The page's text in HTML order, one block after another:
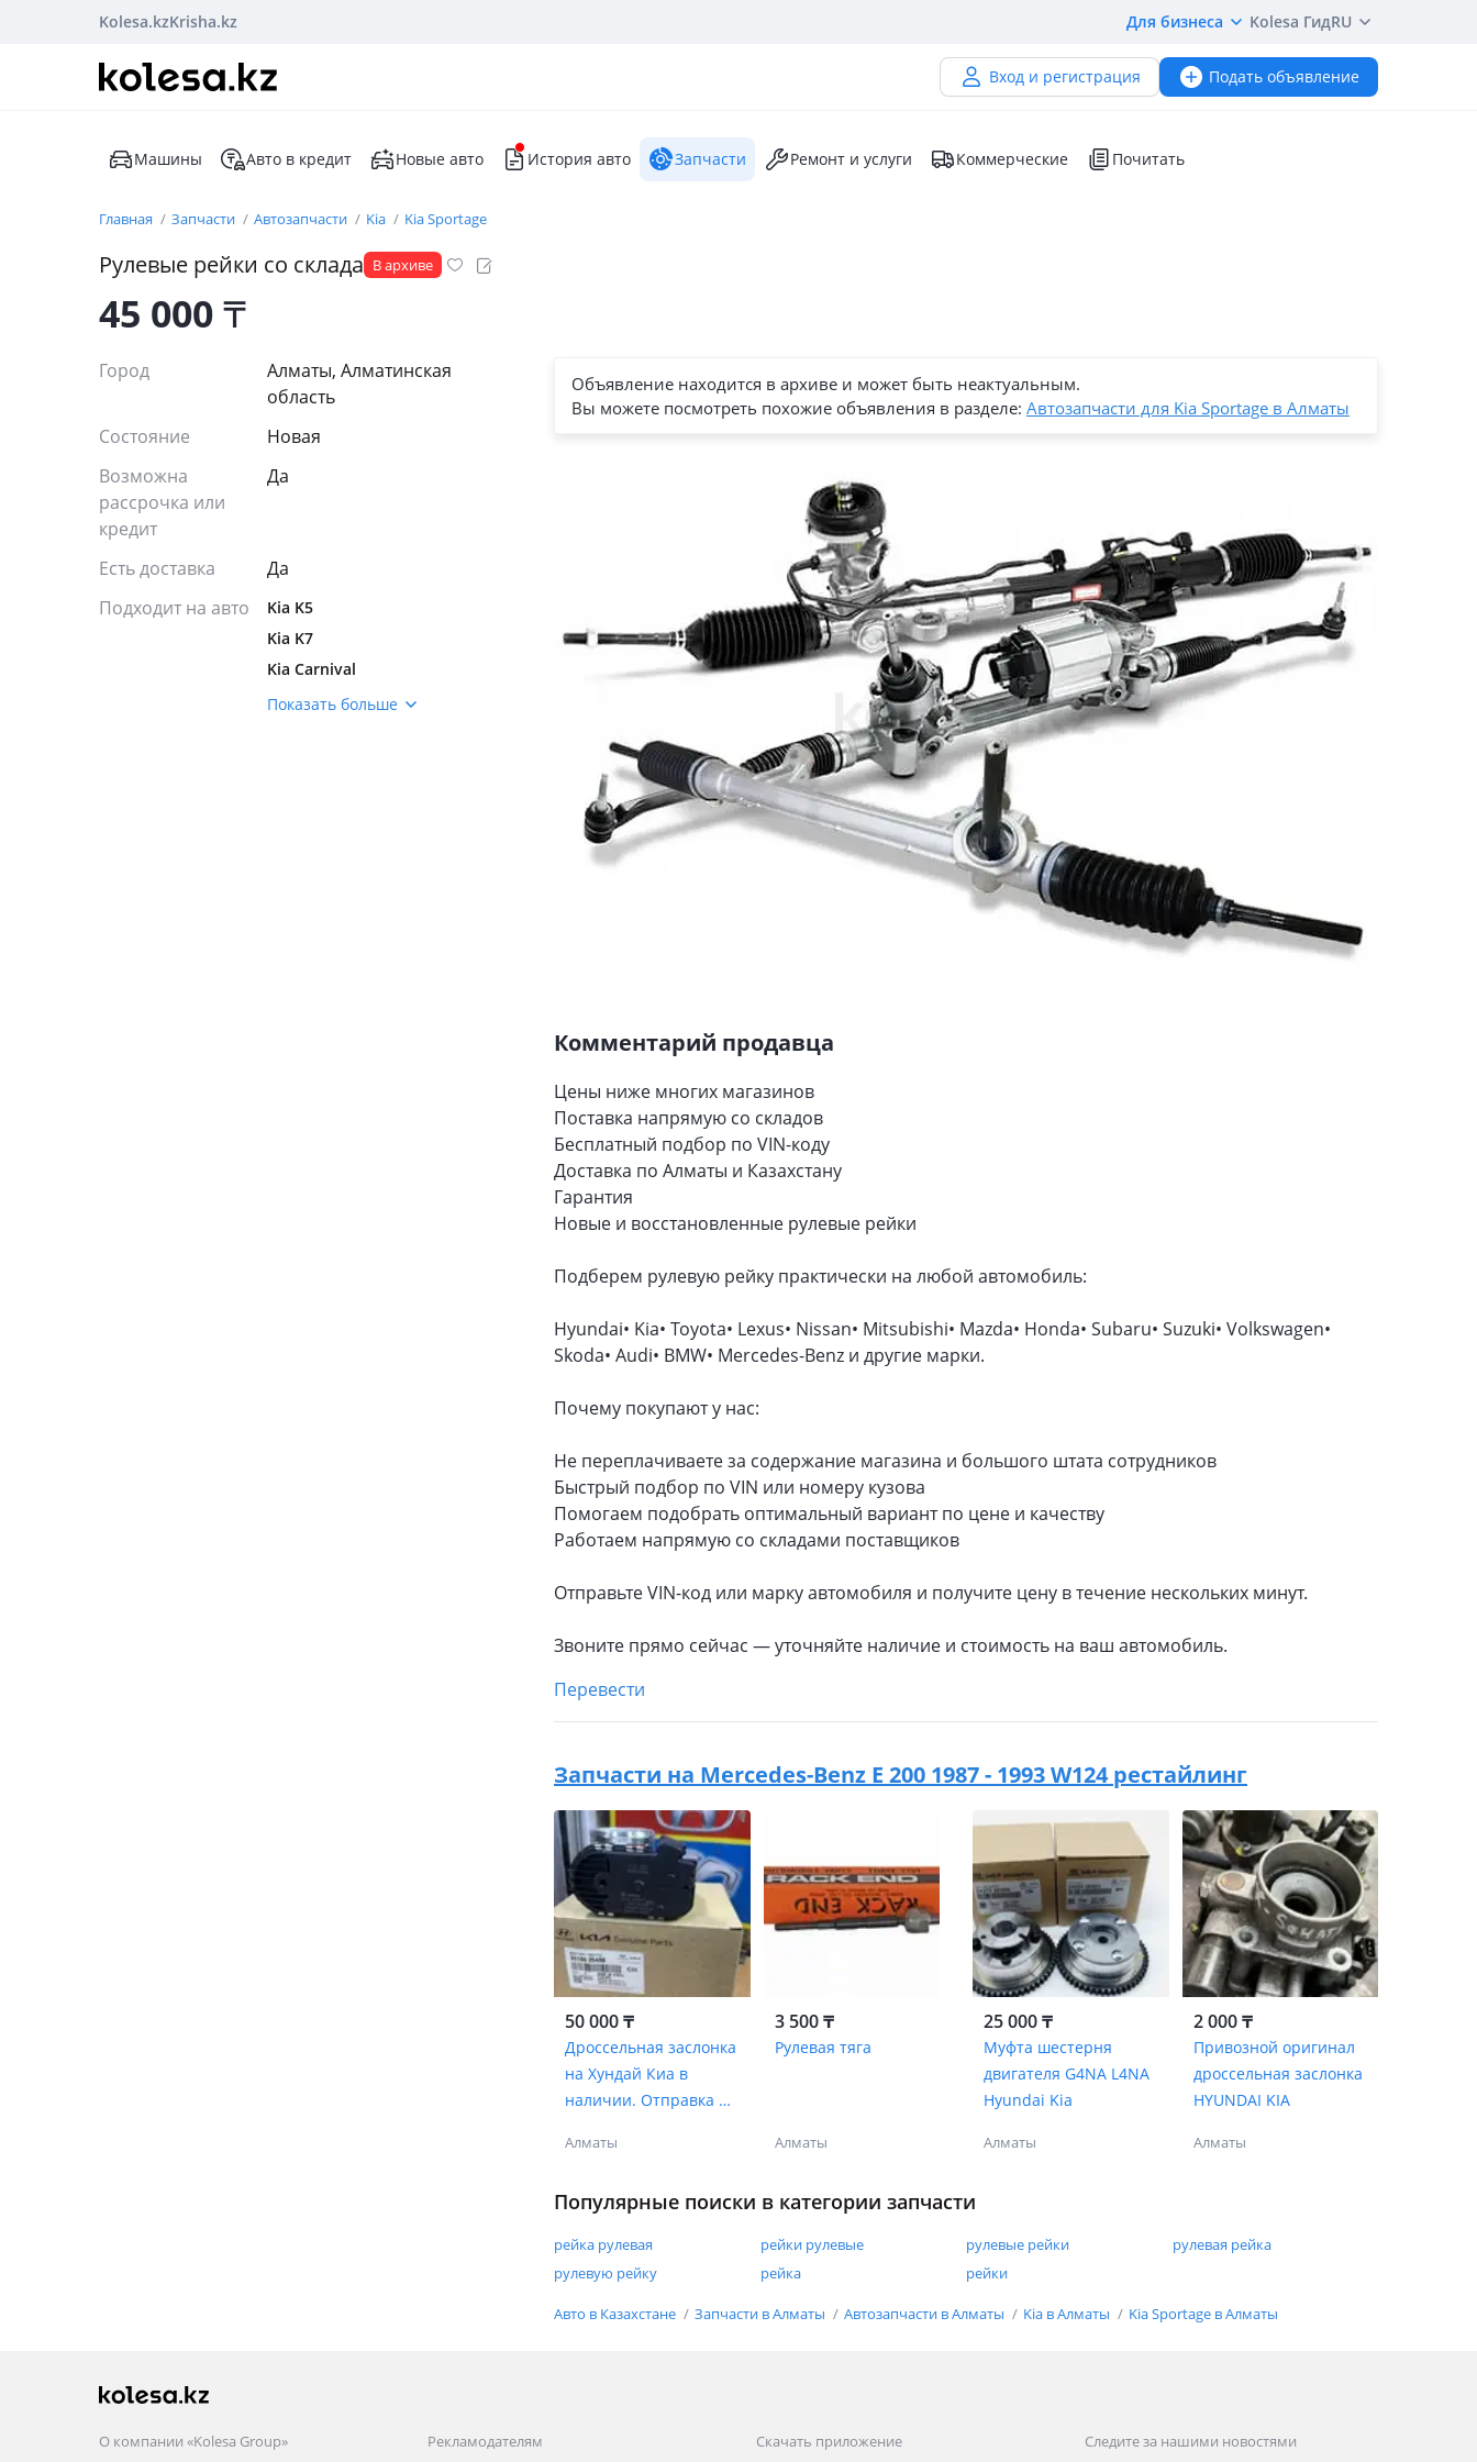
Kolesa.kzKrisha.kz Для бизнеса Kolesa ГидRU
Вход и регистрация Подать объявление
Машины Авто в кредит Новые авто История авто Запчасти Ремонт и услуги Коммерческие Почитать
Главная Запчасти Автозапчасти Kia Kia Sportage
Рулевые рейки со склада В архиве
45 000₸
Город
Алматы, Алматинская
область
Состояние
Новая
Возможна
рассрочка или
кредит
Да
Есть доставка
Да
Подходит на авто
Kia K5
Kia K7
Kia Carnival
Kia Cee'd
Показать больше
Объявление находится в архиве и может быть неактуальным.
Вы можете посмотреть похожие объявления в разделе: Автозапчасти для Kia Sportage в Алматы
Комментарий продавца
Цены ниже многих магазинов
Поставка напрямую со складов
Бесплатный подбор по VIN-коду
Доставка по Алматы и Казахстану
Гарантия
Новые и восстановленные рулевые рейки
Подберем рулевую рейку практически на любой автомобиль:
Hyundai• Kia• Toyota• Lexus• Nissan• Mitsubishi• Mazda• Honda• Subaru• Suzuki• Volkswagen•
Skoda• Audi• BMW• Mercedes-Benz и другие марки.
Почему покупают у нас:
Не переплачиваете за содержание магазина и большого штата сотрудников
Быстрый подбор по VIN или номеру кузова
Помогаем подобрать оптимальный вариант по цене и качеству
Работаем напрямую со складами поставщиков
Отправьте VIN-код или марку автомобиля и получите цену в течение нескольких минут.
Звоните прямо сейчас — уточняйте наличие и стоимость на ваш автомобиль.
Перевести
Запчасти на Mercedes-Benz E 200 1987 - 1993 W124 рестайлинг
50 000 ₸
Дроссельная заслонка
на Хундай Киа в
наличии. Отправка по
Алматы
3 500 ₸
Рулевая тяга
Алматы
25 000 ₸
Муфта шестерня
двигателя G4NA L4NA
Hyundai Kia
Алматы
2 000 ₸
Привозной оригинал
дроссельная заслонка
HYUNDAI KIA
Алматы
Популярные поиски в категории запчасти
рейка рулевая рейки рулевые рулевые рейки
рулевая рейка
рулевую рейку
рейка рейки
Авто в Казахстане Запчасти в Алматы Автозапчасти в Алматы Kia в Алматы Kia Sportage в Алматы
О компании «Kolesa Group» Рекламодателям Скачать приложение Следите за нашими новостями